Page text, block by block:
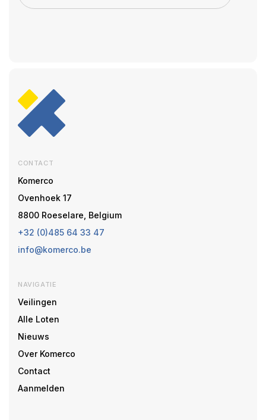
CONTACT
Komerco
Ovenhoek 17
8800 Roeselare, Belgium
+32 (0)485 64 33 47
info@komerco.be
NAVIGATIE
Veilingen
Alle Loten
Nieuws
Over Komerco
Contact
Aanmelden